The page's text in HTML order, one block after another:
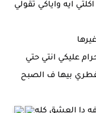
ايه واياكي تقولي
عليكي انتي حتي
بيها ف الصبح
دا العشق كله